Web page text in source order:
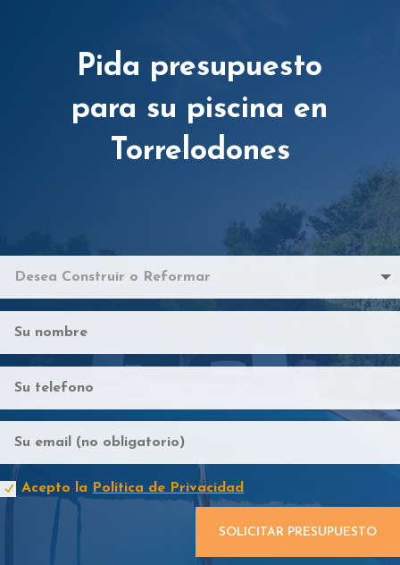
Pida presupuesto
para su piscina en
Torrelodones
Acepto la Política de Privacidad
SOLICITAR PRESUPUESTO